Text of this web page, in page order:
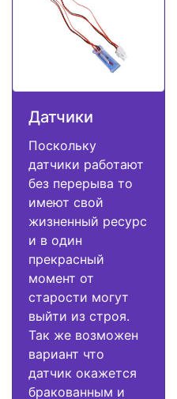
Датчики
Поскольку
датчики работают
без перерыва то
имеют свой
жизненный ресурс
и в один
прекрасный
момент от
старости могут
выйти из строя.
Так же возможен
вариант что
датчик окажется
бракованным и